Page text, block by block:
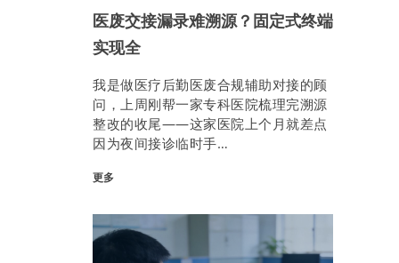
医废交接漏录难溯源？固定式终端
实现全
我是做医疗后勤医废合规辅助对接的顾
问，上周刚帮一家专科医院梳理完溯源
整改的收尾——这家医院上个月就差点
因为夜间接诊临时手…
更多